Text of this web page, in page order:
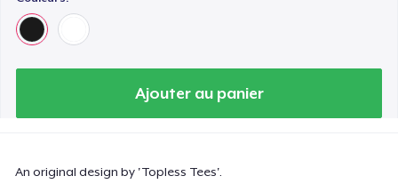
Ajouter au panier
An original design by 'Topless Tees'.